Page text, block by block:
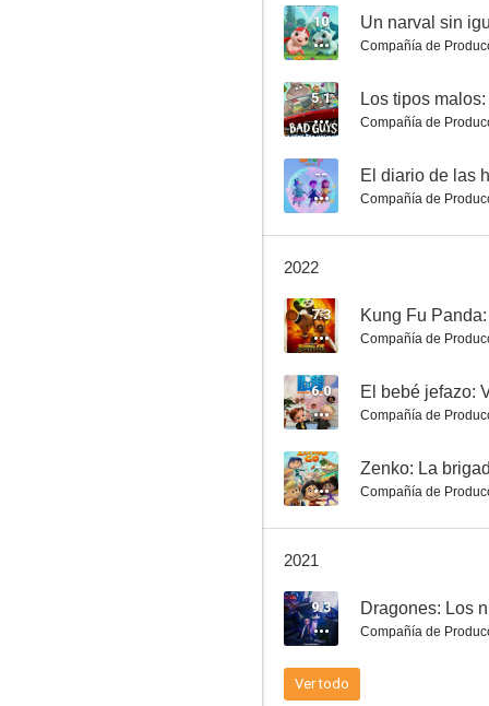
Larga vida al rey Julien
8.0
Magos: Cuentos de Arcadia
7.8
10 Un narval sin
Compañía de
5.1
Compañía de
-- El diario de las
Compañía de
2022
7.3
Compañía de
6.0 El bebé jefazo:
Compañía de
-- Zenko: La
Compañía de
2021
9.3 Dragones: Los
Compañía de
Ver todo